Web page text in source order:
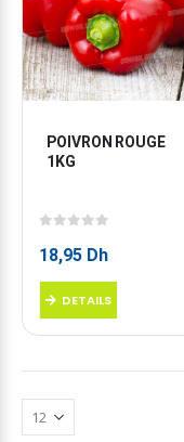
POIVRON ROUGE
1KG
18,95 Dh
DETAILS